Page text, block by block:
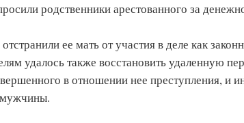
родственники арестованного за
ее мать от участия в деле как
удалось также восстановить удаленную
в отношении нее преступления, и
мужчины.